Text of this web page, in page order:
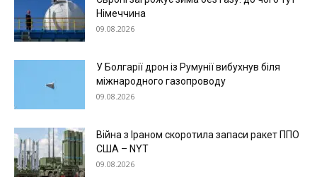
Меню
Україна
Економіка
Політика
Німеччина
09.08.2026
У Болгарії дрон із Румунії вибухнув біля
міжнародного газопроводу
09.08.2026
Війна з Іраном скоротила запаси ракет ППО
США – NYT
09.08.2026